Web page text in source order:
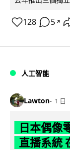
128 5 ↗
人工智能
Lawton 1 日
日本偶像
直播系統